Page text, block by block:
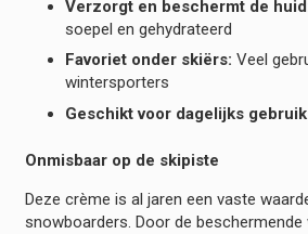
Verzorgt en beschermt de
soepel en gehydrateerd
Favoriet onder skiërs: Veel
wintersporters
Geschikt voor dagelijks
Onmisbaar op de skipiste
Deze crème is al jaren een vaste
snowboarders. Door de beschermende